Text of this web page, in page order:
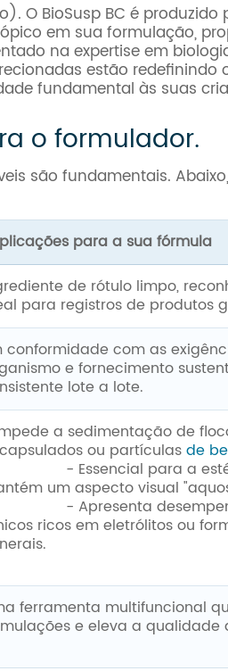
O BioSusp BC é
em sua formulação,
na expertise em
estão redefinindo
fundamental às suas
o formulador.
são fundamentais.
para a sua fórmula
de rótulo limpo,
para registros de produtos
conformidade com as
e fornecimento
lote a lote.
a sedimentação de
ou partículasde
Essencial para a
um aspecto visual
Apresenta
ricos em eletrólitos ou
ferramenta multifuncional
e eleva a qualidade